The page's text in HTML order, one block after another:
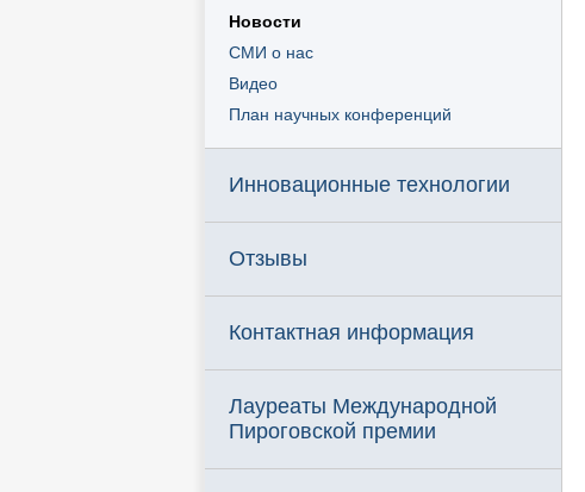
Новости
СМИ о нас
Видео
План научных конференций
Инновационные технологии
Отзывы
Контактная информация
Лауреаты Международной
Пироговской премии